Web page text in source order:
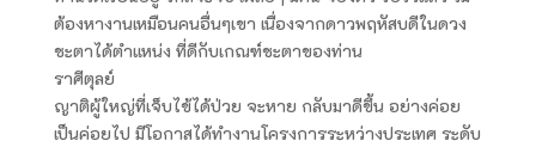
ต้องหางานเหมือนคนอื่นๆเขา เนื่องจากดาวพฤหัสบดีในดวง
ชะตาได้ตำแหน่ง ที่ดีกับเกณฑ์ชะตาของท่าน
ราศีตุลย์
ญาติผู้ใหญ่ที่เจ็บไข้ได้ป่วย จะหาย กลับมาดีขึ้น อย่างค่อย
เป็นค่อยไป มีโอกาสได้ทำงานโครงการระหว่างประเทศ ระดับ